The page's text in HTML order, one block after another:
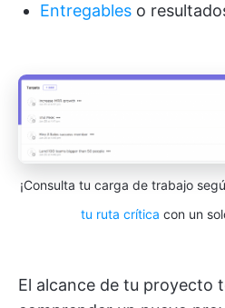
Entregables o
¡Consulta tu carga de trabajo
tu ruta crítica con un
El alcance de tu proyecto